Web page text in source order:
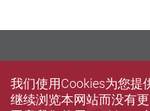
我们使用Cookies为您提
继续浏览本网站而没有